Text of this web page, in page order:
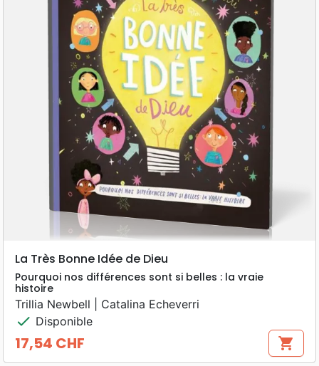
La Très Bonne Idée de Dieu
Pourquoi nos différences sont si belles : la vraie
histoire
Trillia Newbell | Catalina Echeverri
check Disponible
Prix
17,54 CHF shopping_cart